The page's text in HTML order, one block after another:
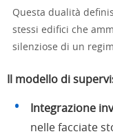
Questa dualità
stessi edifici che
silenziose di un
Il modello di
Integrazione
nelle facciate